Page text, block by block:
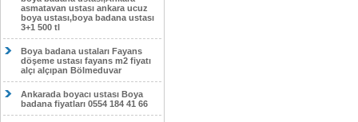
asmatavan ustası ankara ucuz
boya ustası,boya badana ustası
3+1 500 tl
Boya badana ustaları Fayans
döşeme ustası fayans m2 fiyatı
alçı alçıpan Bölmeduvar
Ankarada boyacı ustası Boya
badana fiyatları 0554 184 41 66